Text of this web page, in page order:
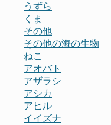
うずら
くま
その他
その他の海の生物
ねこ
アオバト
アザラシ
アシカ
アヒル
イイズナ